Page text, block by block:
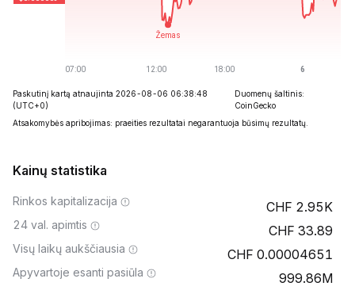
Paskutinį kartą atnaujinta 2026-08-06 06:38:48
(UTC+0)
Duomenų šaltinis:
CoinGecko
Atsakomybės apribojimas: praeities rezultatai negarantuoja būsimų rezultatų.
Kainų statistika
Rinkos kapitalizacija 2.95K
24 val. apimtis 33.89
Visų laikų aukščiausia 0.00004651
Apyvartoje esanti pasiūla 999.86M